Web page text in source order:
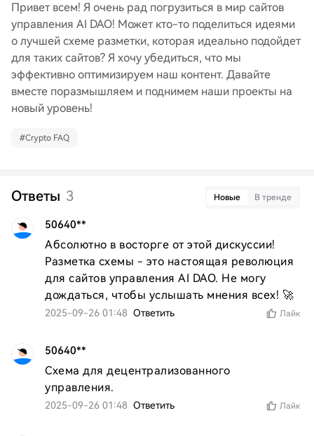
Привет всем! Я очень рад погрузиться в мир сайтов
управления AI DAO! Может кто-то поделиться идеями
о лучшей схеме разметки, которая идеально подойдет
для таких сайтов? Я хочу убедиться, что мы
эффективно оптимизируем наш контент. Давайте
вместе поразмышляем и поднимем наши проекты на
новый уровень!
#Crypto FAQ
Ответы 3 Новые В тренде
50640**
Абсолютно в восторге от этой дискуссии!
Разметка схемы - это настоящая революция
для сайтов управления AI DAO. Не могу
дождаться, чтобы услышать мнения всех! 🚀
2025-09-26 01:48 Ответить Лайк
50640**
Схема для децентрализованного
управления.
2025-09-26 01:48 Ответить Лайк